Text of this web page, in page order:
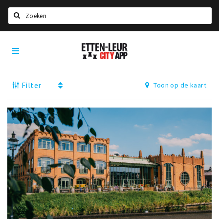
Home
Deals
Nieuws, interviews & blogs
Eten
Drinken
Slapen
Recreatief
Winkels
Etten-
Leur
Filter
Toon op de kaart